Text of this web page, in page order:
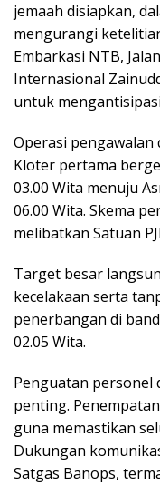
jemaah disiapkan,
mengurangi
Embarkasi NTB,
Internasional
untuk
Operasi pengawalan
Kloter pertama
03.00 Wita menuju
06.00 Wita. Skema
melibatkan Satuan
Target besar
kecelakaan serta
penerbangan di
02.05 Wita.
Penguatan personel
penting.
guna memastikan
Dukungan
Satgas Banops,